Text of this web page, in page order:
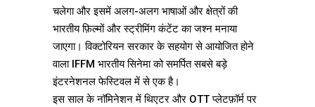
चलेगा और इसमें अलग-अलग भाषाओं और क्षेत्रों की
भारतीय फ़िल्मों और स्ट्रीमिंग कंटेंट का जश्न मनाया
जाएगा। विक्टोरियन सरकार के सहयोग से आयोजित होने
वाला IFFM भारतीय सिनेमा को समर्पित सबसे बड़े
इंटरनेशनल फेस्टिवल में से एक है।
इस साल के नॉमिनेशन में थिएटर और OTT प्लेटफ़ॉर्म पर